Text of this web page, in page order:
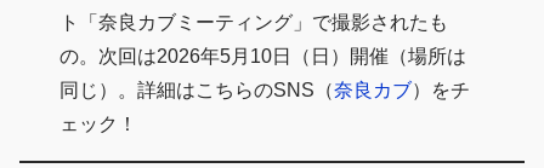
ト「奈良カブミーティング」で撮影されたも
の。次回は2026年5月10日（日）開催（場所は
同じ）。詳細はこちらのSNS（奈良カブ）をチ
ェック！